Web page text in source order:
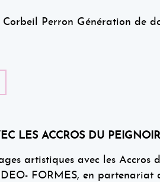
Perron Génération de
LES ACCROS DU
artistiques avec les Accros
FORMES, en partenariat